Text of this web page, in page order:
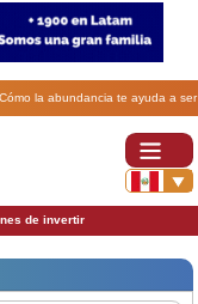
la abundancia te ayuda a ser
de invertir